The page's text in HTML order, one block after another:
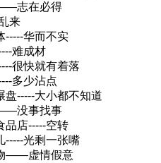
志在必得
来
-----华而不实
难成材
很快就有着落
多少沾点
盘-----大小都不知道
没事找事
品店-----空转
-----光剩一张嘴
——虚情假意